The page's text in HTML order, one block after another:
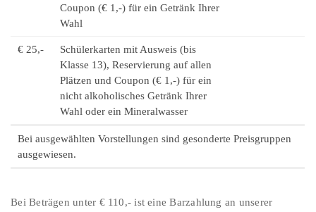
Coupon (€ 1,-) für ein Getränk Ihrer
Wahl
€ 25,-
Schülerkarten mit Ausweis (bis
Klasse 13), Reservierung auf allen
Plätzen und Coupon (€ 1,-) für ein
nicht alkoholisches Getränk Ihrer
Wahl oder ein Mineralwasser
Bei ausgewählten Vorstellungen sind gesonderte Preisgruppen
ausgewiesen.
Bei Beträgen unter € 110,- ist eine Barzahlung an unserer